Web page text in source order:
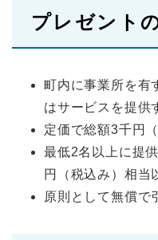
プレゼント
町内に事業所を有
はサービスを提供
定価で総額3千円
最低2名以上に提
円（税込み）相当
原則として無償で